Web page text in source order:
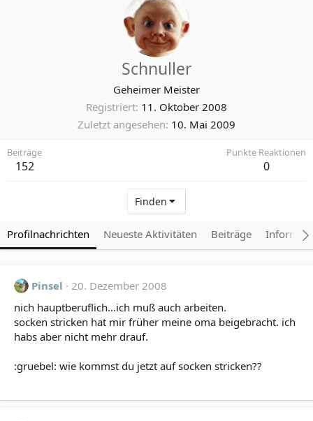
Schnuller
Geheimer Meister
Registriert 11. Oktober 2008
Zuletzt angesehen 10. Mai 2009
Beiträge
152
Punkte Reaktionen
0
Finden
Profilnachrichten Neueste Aktivitäten Beiträge
Pinsel
20. Dezember 2008
nich hauptberuflich...ich muß auch arbeiten.
socken stricken hat mir früher meine oma beigebracht. ich
habs aber nicht mehr drauf.
:gruebel: wie kommst du jetzt auf socken stricken??